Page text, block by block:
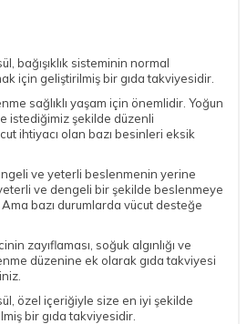
bağışıklık sisteminin normal
için geliştirilmiş bir gıda takviyesidir.
sağlıklı yaşam için önemlidir. Yoğun
istediğimiz şekilde düzenli
ihtiyacı olan bazı besinleri eksik
ve yeterli beslenmenin yerine
ve dengeli bir şekilde beslenmeye
bazı durumlarda vücut desteğe
zayıflaması, soğuk algınlığı ve
düzenine ek olarak gıda takviyesi
özel içeriğiyle size en iyi şekilde
bir gıda takviyesidir.